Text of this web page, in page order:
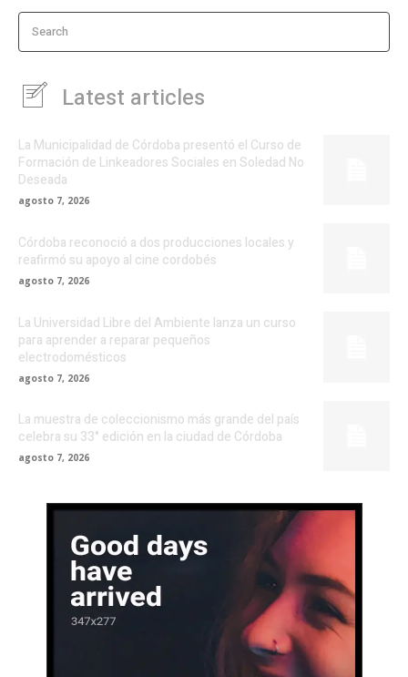
Search
Latest articles
La Municipalidad de Córdoba presentó el Curso de
Formación de Linkeadores Sociales en Soledad No
Deseada
agosto 7, 2026
Córdoba reconoció a dos producciones locales y
reafirmó su apoyo al cine cordobés
agosto 7, 2026
La Universidad Libre del Ambiente lanza un curso
para aprender a reparar pequeños
electrodomésticos
agosto 7, 2026
La muestra de coleccionismo más grande del país
celebra su 33° edición en la ciudad de Córdoba
agosto 7, 2026